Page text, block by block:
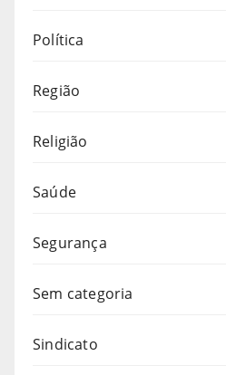
Política
Região
Religião
Saúde
Segurança
Sem categoria
Sindicato